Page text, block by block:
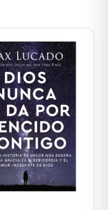
price
was:
$70.400.
Current
price